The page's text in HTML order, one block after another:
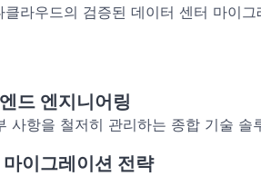
클라우드의 검증된 데이터 센터 마이
드 엔지니어링
사항을 철저히 관리하는 종합 기술 솔
이그레이션 전략